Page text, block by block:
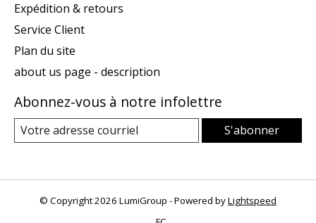
Expédition & retours
Service Client
Plan du site
about us page - description
Abonnez-vous à notre infolettre
S'abonner
© Copyright 2026 LumiGroup - Powered byLightspeed